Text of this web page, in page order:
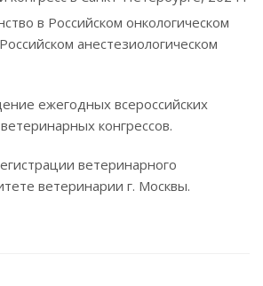
в Российском онкологическом
анестезиологическом
ежегодных всероссийских
конгрессов.
ветеринарного
ветеринарии г. Москвы.